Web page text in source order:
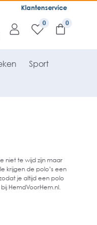
Klantenservice
0
Sport
niet te wijd zijn maar
krijgen de polo’s een
je altijd een polo
HemdVoorHem.nl.